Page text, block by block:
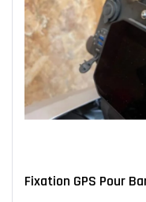
Fixation GPS Pour